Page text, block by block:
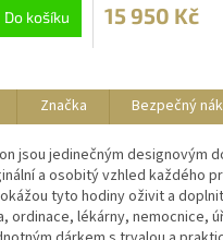
Do košíku 15 950 Kč
Značka Bezpečný
jsou jedinečným designovým
a osobitý vzhled každého
tyto hodiny oživit a
ordinace, lékárny, nemocnice,